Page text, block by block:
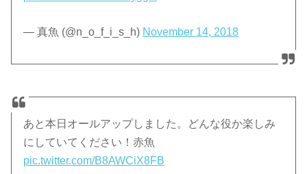
— 真魚 (@n_o_f_i_s_h) November 14, 2018
あと本日オールアップしました。どんな役か楽しみ
にしていてください！赤魚
pic.twitter.com/B8AWCiX8FB